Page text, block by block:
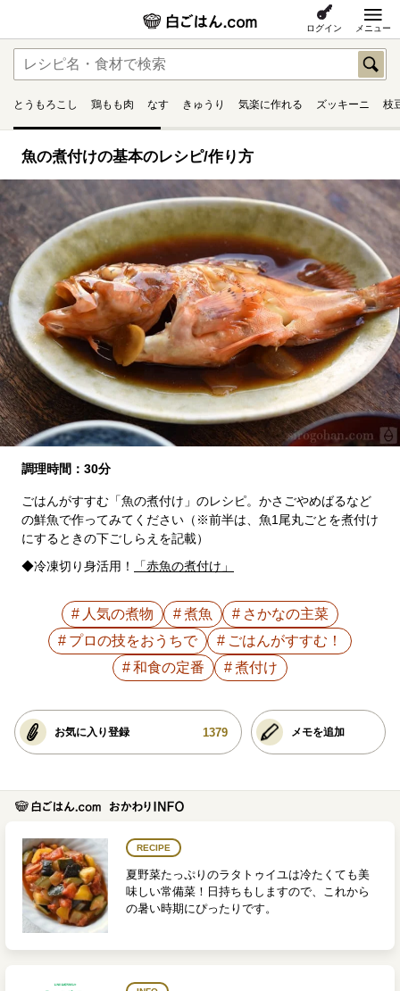
ログイン メニュー
とうもろこし 鶏もも肉 なす きゅうり 気楽に作れる ズッキーニ 枝
魚の煮付けの基本のレシピ/作り方
調理時間：30分
ごはんがすすむ「魚の煮付け」のレシピ。かさごやめばるなど
の鮮魚で作ってみてください（※前半は、魚1尾丸ごとを煮付け
にするときの下ごしらえを記載）
◆冷凍切り身活用！
「赤魚の煮付け」
人気の煮物 煮魚
さかなの主菜
プロの技をおうちで
ごはんがすすむ！
和食の定番
煮付け
お気に入り登録 1379 メモを追加
RECIPE
夏野菜たっぷりのラタトゥイユは冷たくても美
味しい常備菜！日持ちもしますので、これから
の暑い時期にぴったりです。